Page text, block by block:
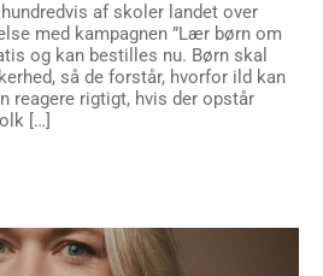
af skoler landet over
med kampagnen ”Lær børn om
og kan bestilles nu. Børn skal
så de forstår, hvorfor ild kan
reagere rigtigt, hvis der opstår
[…]